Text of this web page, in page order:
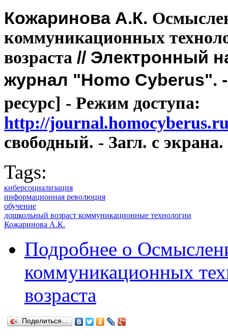
Кожаринова А.К.
коммуникационных
возраста // Электронный
журнал "Homo Cyberus".
ресурс] - Режим доступа:
http://
свободный. - Загл. с экрана.
Tags:
киберсоциализация
информационная революция
обучение
дошкольный возраст коммуникационные технологии
Кожаринова А.К.
Подробнее о
коммуникационных
возраста
Поделиться…